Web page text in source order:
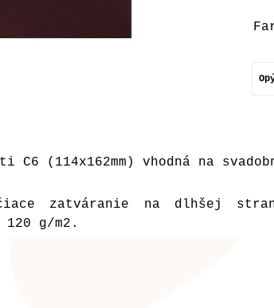
(114x162mm) vhodná na
zatváranie na dlhšej
g/m2.